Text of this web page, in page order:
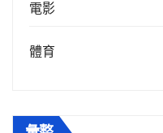
電影
體育